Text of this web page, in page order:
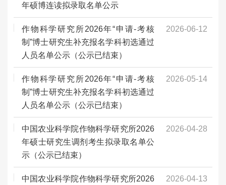
年硕博连读拟录取名单公示
作物科学研究所2026年“申请-考核
制”博士研究生补充报名学科初选通过
人员名单公示（公示已结束）
2026-06-12
作物科学研究所2026年“申请-考核
制”博士研究生补充报名学科初选通过
人员名单公示（公示已结束）
2026-05-14
中国农业科学院作物科学研究所2026
年硕士研究生调剂考生拟录取名单公
示（公示已结束）
2026-04-28
中国农业科学院作物科学研究所2026
2026-04-13